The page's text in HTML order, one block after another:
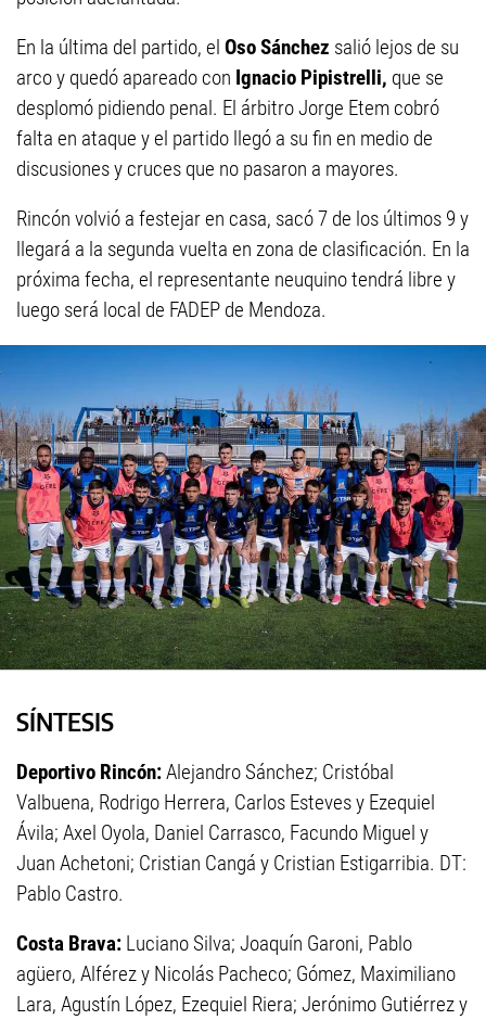
En la última del partido, el Oso Sánchez salió lejos de su
arco y quedó apareado con Ignacio Pipistrelli, que se
desplomó pidiendo penal. El árbitro Jorge Etem cobró
falta en ataque y el partido llegó a su fin en medio de
discusiones y cruces que no pasaron a mayores.
Rincón volvió a festejar en casa, sacó 7 de los últimos 9 y
llegará a la segunda vuelta en zona de clasificación. En la
próxima fecha, el representante neuquino tendrá libre y
luego será local de FADEP de Mendoza.
SÍNTESIS
Deportivo Rincón:Alejandro Sánchez; Cristóbal
Valbuena, Rodrigo Herrera, Carlos Esteves y Ezequiel
Ávila; Axel Oyola, Daniel Carrasco, Facundo Miguel y
Juan Achetoni; Cristian Cangá y Cristian Estigarribia. DT:
Pablo Castro.
Costa Brava: Luciano Silva; Joaquín Garoni, Pablo
agüero, Alférez y Nicolás Pacheco; Gómez, Maximiliano
Lara, Agustín López, Ezequiel Riera; Jerónimo Gutiérrez y